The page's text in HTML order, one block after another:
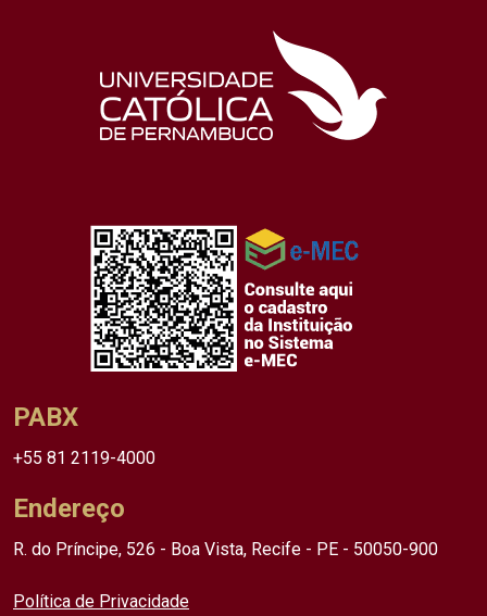
PABX
+55 81 2119-4000
Endereço
R. do Príncipe, 526 - Boa Vista, Recife - PE - 50050-900
Política de Privacidade